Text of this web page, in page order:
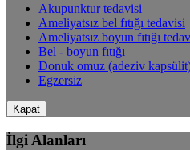
Akupunktur tedavisi
Ameliyatsız bel fıtığı tedavisi
Ameliyatsız boyun fıtığı
Bel - boyun fıtığı
Donuk omuz (adeziv
Egzersiz
Kapat
İlgi Alanları